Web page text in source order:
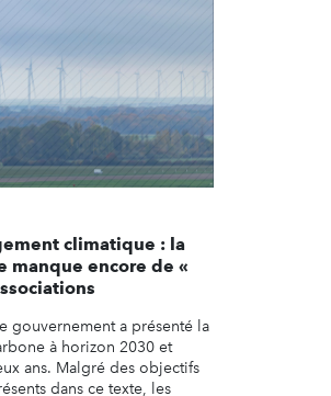
climatique : la
manque encore de «
gouvernement a présenté la
à horizon 2030 et
ans. Malgré des objectifs
dans ce texte, les